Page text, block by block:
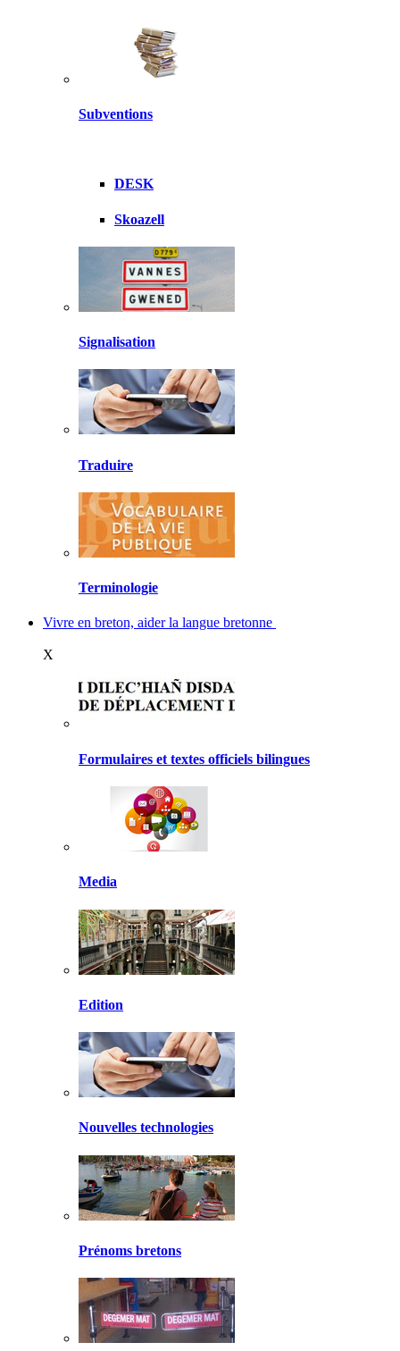
Subventions
DESK
Skoazell
Signalisation
Traduire
Terminologie
Vivre en breton, aider la langue bretonne
X
Formulaires et textes officiels bilingues
Media
Edition
Nouvelles technologies
Prénoms bretons